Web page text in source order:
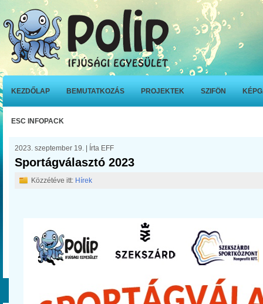
KEZDŐLAP BEMUTATKOZÁS PROJEKTEK SZIFÖN
ESC INFOPACK
2023. szeptember 19. | Írta EFF
Sportágválasztó 2023
Közzétéve itt: Hírek